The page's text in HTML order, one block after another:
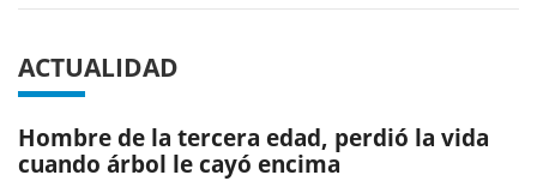
ACTUALIDAD
Hombre de la tercera edad, perdió la vida
cuando árbol le cayó encima